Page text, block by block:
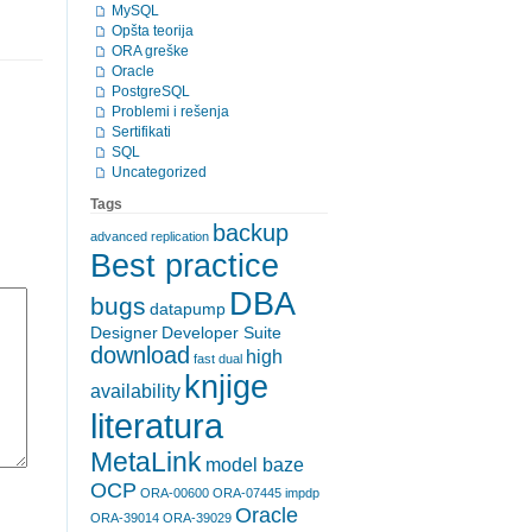
MySQL
Opšta teorija
ORA greške
Oracle
PostgreSQL
Problemi i rešenja
Sertifikati
SQL
Uncategorized
Tags
advanced replication backup
Best practice
bugs datapump DBA
Designer Developer Suite
download fast dual high
availability knjige
literatura
MetaLink model baze
OCP ORA-00600 ORA-07445 impdp
ORA-39014 ORA-39029 Oracle